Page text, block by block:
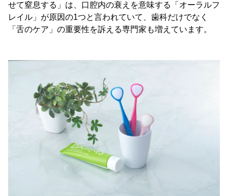
せて窒息する」は、口腔内の衰えを意味する「オーラルフ
レイル」が原因の1つと言われていて、歯科だけでなく
「舌のケア」の重要性を訴える専門家も増えています。